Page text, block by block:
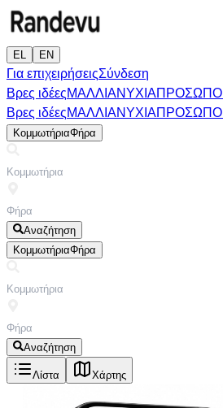
EL EN
Για επιχειρήσειςΣύνδεση
Βρες ιδέεςΜΑΛΛΙΑΝΥΧΙΑΠΡΟΣΩΠΟ
Βρες ιδέεςΜΑΛΛΙΑΝΥΧΙΑΠΡΟΣΩΠΟ
ΚομμωτήριαΦήρα
Αναζήτηση
ΚομμωτήριαΦήρα
Αναζήτηση
Λίστα Χάρτης